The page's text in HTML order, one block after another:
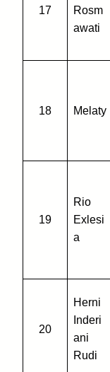
17
Rosm
awati
18 Melaty
19
Rio
Exlesi
a
20
Herni
Inderi
ani
Rudi